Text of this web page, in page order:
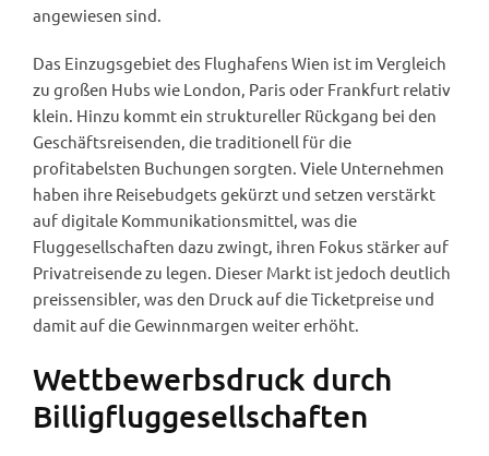
angewiesen sind.
Das Einzugsgebiet des Flughafens Wien ist im Vergleich
zu großen Hubs wie London, Paris oder Frankfurt relativ
klein. Hinzu kommt ein struktureller Rückgang bei den
Geschäftsreisenden, die traditionell für die
profitabelsten Buchungen sorgten. Viele Unternehmen
haben ihre Reisebudgets gekürzt und setzen verstärkt
auf digitale Kommunikationsmittel, was die
Fluggesellschaften dazu zwingt, ihren Fokus stärker auf
Privatreisende zu legen. Dieser Markt ist jedoch deutlich
preissensibler, was den Druck auf die Ticketpreise und
damit auf die Gewinnmargen weiter erhöht.
Wettbewerbsdruck durch
Billigfluggesellschaften